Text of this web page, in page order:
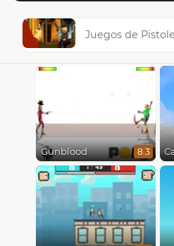
Juegos de
Gunblood 8.3